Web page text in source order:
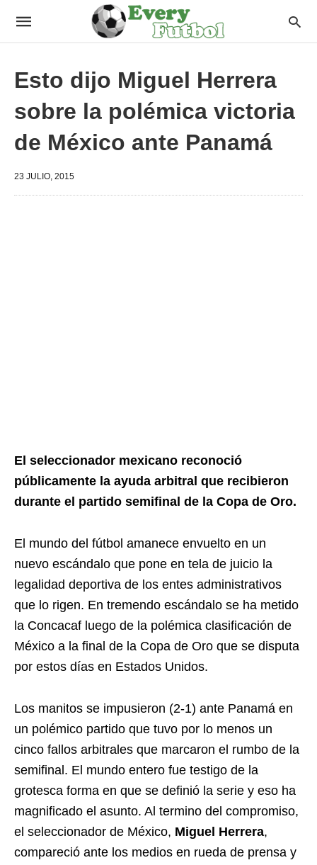
Esto dijo Miguel Herrera
sobre la polémica victoria
de México ante Panamá
23 JULIO, 2015
El seleccionador mexicano reconoció
públicamente la ayuda arbitral que recibieron
durante el partido semifinal de la Copa de Oro.
El mundo del fútbol amanece envuelto en un
nuevo escándalo que pone en tela de juicio la
legalidad deportiva de los entes administrativos
que lo rigen. En tremendo escándalo se ha metido
la Concacaf luego de la polémica clasificación de
México a la final de la Copa de Oro que se disputa
por estos días en Estados Unidos.
Los manitos se impusieron (2-1) ante Panamá en
un polémico partido que tuvo por lo menos un
cinco fallos arbitrales que marcaron el rumbo de la
semifinal. El mundo entero fue testigo de la
grotesca forma en que se definió la serie y eso ha
magnificado el asunto. Al termino del compromiso,
el seleccionador de México, Miguel Herrera,
compareció ante los medios en rueda de prensa y